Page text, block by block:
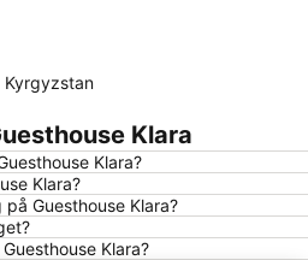
Kyrgyzstan
Klara
Klara?
Klara?
Guesthouse Klara?
Klara?